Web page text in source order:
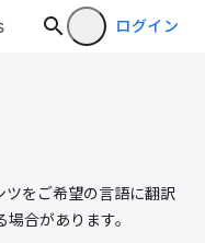
ログイン
をご希望の言語に翻訳
合があります。